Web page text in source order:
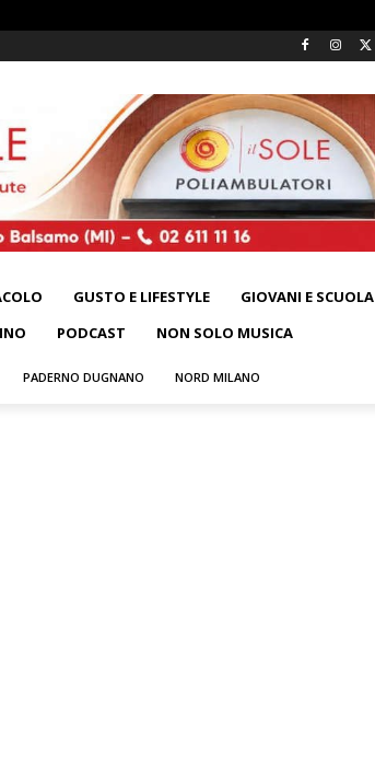
GUSTO E LIFESTYLE
GIOVANI E SCUOLA
PODCAST NON SOLO MUSICA
PADERNO DUGNANO NORD MILANO